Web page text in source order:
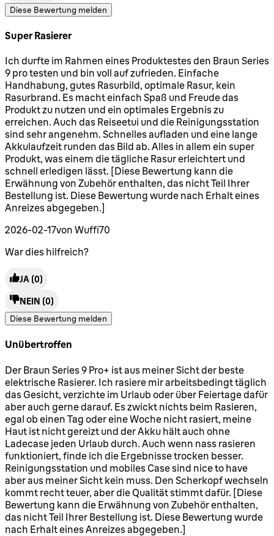
Diese Bewertung melden
Super Rasierer
5 Sterne von maximal 5
Ich durfte im Rahmen eines Produktestes den Braun Series
9 pro testen und bin voll auf zufrieden. Einfache
Handhabung, gutes Rasurbild, optimale Rasur, kein
Rasurbrand. Es macht einfach Spaß und Freude das
Produkt zu nutzen und ein optimales Ergebnis zu
erreichen. Auch das Reiseetui und die Reinigungsstation
sind sehr angenehm. Schnelles aufladen und eine lange
Akkulaufzeit runden das Bild ab. Alles in allem ein super
Produkt, was einem die tägliche Rasur erleichtert und
schnell erledigen lässt. [Diese Bewertung kann die
Erwähnung von Zubehör enthalten, das nicht Teil Ihrer
Bestellung ist. Diese Bewertung wurde nach Erhalt eines
Anreizes abgegeben.]
2026-02-17von Wuffi70
War dies hilfreich?
JA (0)
NEIN (0)
Diese Bewertung melden
Unübertroffen
5 Sterne von maximal 5
Der Braun Series 9 Pro+ ist aus meiner Sicht der beste
elektrische Rasierer. Ich rasiere mir arbeitsbedingt täglich
das Gesicht, verzichte im Urlaub oder über Feiertage dafür
aber auch gerne darauf. Es zwickt nichts beim Rasieren,
egal ob einen Tag oder eine Woche nicht rasiert, meine
Haut ist nicht gereizt und der Akku hält auch ohne
Ladecase jeden Urlaub durch. Auch wenn nass rasieren
funktioniert, finde ich die Ergebnisse trocken besser.
Reinigungsstation und mobiles Case sind nice to have
aber aus meiner Sicht kein muss. Den Scherkopf wechseln
kommt recht teuer, aber die Qualität stimmt dafür. [Diese
Bewertung kann die Erwähnung von Zubehör enthalten,
das nicht Teil Ihrer Bestellung ist. Diese Bewertung wurde
nach Erhalt eines Anreizes abgegeben.]